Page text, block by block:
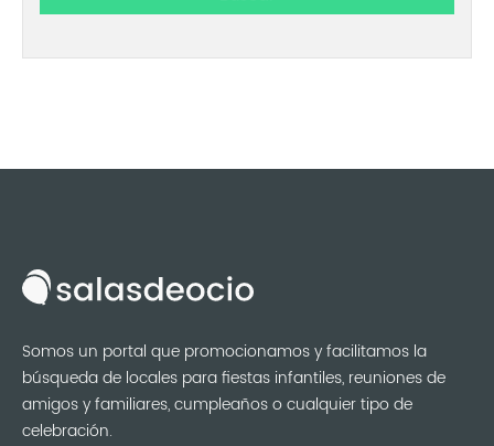
Somos un portal que promocionamos y facilitamos la
búsqueda de locales para fiestas infantiles, reuniones de
amigos y familiares, cumpleaños o cualquier tipo de
celebración.